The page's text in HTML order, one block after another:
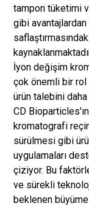
tampon tüketimi
gibi
İyon değişim
çok önemli bir rol
ürün talebini daha
CD
kromatografi
sürülmesi gibi
uygulamaları
çiziyor. Bu
ve sürekli
beklenen